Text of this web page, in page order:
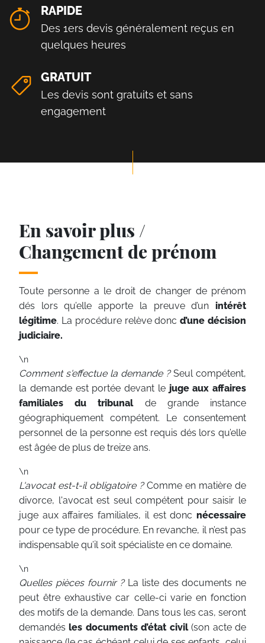
RAPIDE
Des 1ers devis généralement reçus en
quelques heures
GRATUIT
Les devis sont gratuits et sans
engagement
En savoir plus /
Changement de prénom
Toute personne a le droit de changer de prénom
dés lors qu’elle apporte la preuve d’un intérêt
légitime. La procédure relève doncd’une décision
judiciaire.
\n
Comment s'effectue la demande ?Seul compétent,
la demande est portée devant le juge aux affaires
familiales du tribunalde grande instance
géographiquement compétent. Le consentement
personnel de la personne est requis dés lors qu’elle
est âgée de plus de treize ans.
\n
L'avocat est-t-il obligatoire ?Comme en matière de
divorce, l'avocat est seul compétent pour saisir le
juge aux affaires familiales, il est donc nécessaire
pour ce type de procédure. En revanche, il n’est pas
indispensable qu’il soit spécialiste en ce domaine.
\n
Quelles pièces fournir ? La liste des documents ne
peut être exhaustive car celle-ci varie en fonction
des motifs de la demande. Dans tous les cas, seront
demandésles documents d’état civil(son acte de